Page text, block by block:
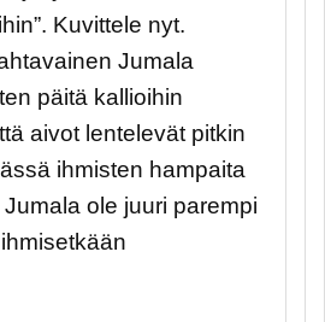
Kuvittele nyt.
Jumala
päitä kallioihin
aivot lentelevät pitkin
ihmisten hampaita
ole juuri parempi